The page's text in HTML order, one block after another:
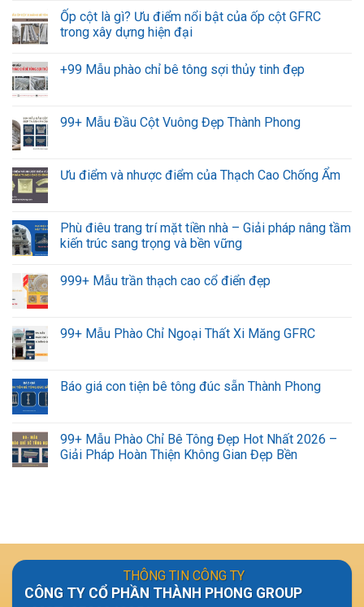
Ốp cột là gì? Ưu điểm nổi bật của ốp cột GFRC
trong xây dựng hiện đại
+99 Mẫu phào chỉ bê tông sợi thủy tinh đẹp
99+ Mẫu Đầu Cột Vuông Đẹp Thành Phong
Ưu điểm và nhược điểm của Thạch Cao Chống Ẩm
Phù điêu trang trí mặt tiền nhà – Giải pháp nâng tầm
kiến trúc sang trọng và bền vững
999+ Mẫu trần thạch cao cổ điển đẹp
99+ Mẫu Phào Chỉ Ngoại Thất Xi Măng GFRC
Báo giá con tiện bê tông đúc sẵn Thành Phong
99+ Mẫu Phào Chỉ Bê Tông Đẹp Hot Nhất 2026 –
Giải Pháp Hoàn Thiện Không Gian Đẹp Bền
THÔNG TIN CÔNG TY
CÔNG TY CỔ PHẦN THÀNH PHONG GROUP